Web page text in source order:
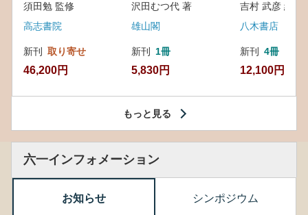
須田勉 監修
高志書院
新刊 取り寄せ
46,200円
沢田むつ代 著
雄山閣
新刊 1冊
5,830円
吉村 武彦 編集
八木書店
新刊 4冊
12,100円
もっと見る
六一インフォメーション
お知らせ シンポジウム